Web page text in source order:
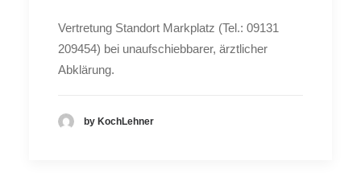
Vertretung Standort Markplatz (Tel.: 09131
209454) bei unaufschiebbarer, ärztlicher
Abklärung.
by KochLehner